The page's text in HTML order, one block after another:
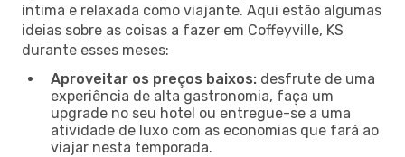
íntima e relaxada como viajante. Aqui estão algumas
ideias sobre as coisas a fazer em Coffeyville, KS
durante esses meses:
Aproveitar os preços baixos: desfrute de uma
experiência de alta gastronomia, faça um
upgrade no seu hotel ou entregue-se a uma
atividade de luxo com as economias que fará ao
viajar nesta temporada.